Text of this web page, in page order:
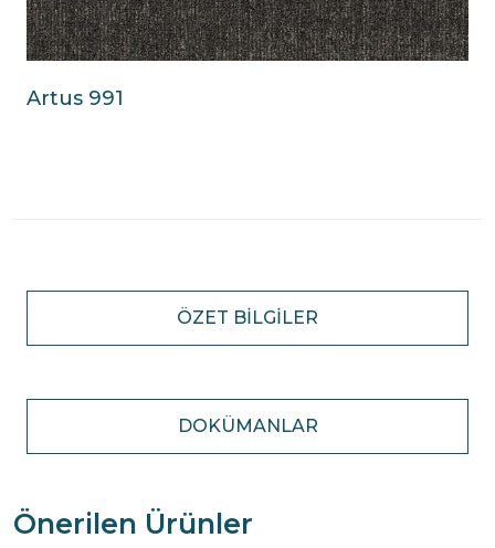
Artus 991
ÖZET BILGILER
DOKÜMANLAR
Önerilen Ürünler